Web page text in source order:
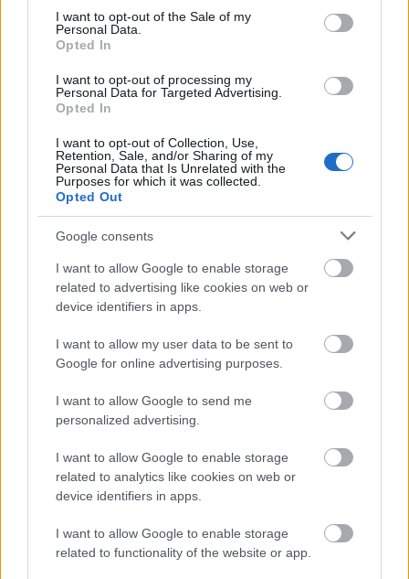
consent section.
I want to opt-out of the Sale of my
Personal Data.
Opted In
I want to opt-out of processing my
Personal Data for Targeted Advertising.
Opted In
I want to opt-out of Collection, Use,
Retention, Sale, and/or Sharing of my
Personal Data that Is Unrelated with the
Purposes for which it was collected.
Opted Out
Google consents
I want to allow Google to enable storage
related to advertising like cookies on web or
device identifiers in apps.
I want to allow my user data to be sent to
Google for online advertising purposes.
I want to allow Google to send me
personalized advertising.
I want to allow Google to enable storage
related to analytics like cookies on web or
device identifiers in apps.
I want to allow Google to enable storage
related to functionality of the website or app.
που δεν αύξησε τις τιμές της βενζίνης και του
ντίζελ για τους ιδιώτες, ούτε επέβαλε δελτίο στα
καύσιμα. Ωστόσο την Κυριακή, ο Μόντι κάλεσε
τους κατοίκους να μειώσουν την κατανάλωση
που οφείλονται στον πόλεμο στη Μέση Ανατολή.
μεγάλο κίνδυνο για την Ινδία, απειλώντας με
διεύρυνση του ελλείμματος τρεχουσών
συναλλαγών της χώρας, επιβράδυνση της
ανάπτυξης και αύξηση του πληθωρισμού.
Πηγή: ΑΠΕ - ΜΠΕ